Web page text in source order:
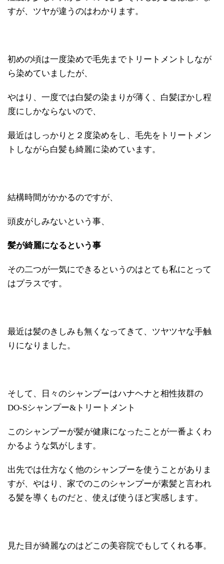
すが、ツヤが違うのはわかります。
初めの頃は一度染めで毛先までトリートメントしなが
ら染めていましたが、
やはり、一度では白髪の染まりが薄く、白髪ぼかし程
度にしかならないので、
最近はしっかりと２度染めをし、毛先をトリートメン
トしながら白髪も綺麗に染めています。
結構時間がかかるのですが、
頭皮がしみないという事、
髪が綺麗になるという事
その二つが一気にできるというのはとても私にとって
はプラスです。
最近は髪のきしみも無くなってきて、ツヤツヤな手触
りになりました。
そして、日々のシャンプーはハナヘナと相性抜群の
DO-Sシャンプー&トリートメント
このシャンプーが髪が健康になったことが一番よくわ
かるような気がします。
出先では仕方なく他のシャンプーを使うことがありま
すが、やはり、家でのこのシャンプーが素髪と言われ
る髪を導くものだと、使えば使うほど実感します。
見た目が綺麗なのはどこの美容院でもしてくれる事。